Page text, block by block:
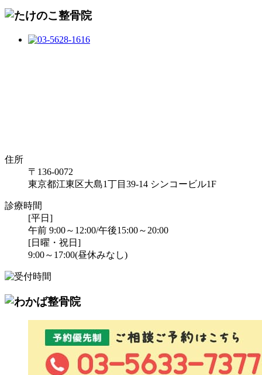
住所
〒136-0072
東京都江東区大島1丁目39-14 シンコービル1F
診療時間
[平日]
午前 9:00～12:00/午後15:00～20:00
[日曜・祝日]
9:00～17:00(昼休みなし)